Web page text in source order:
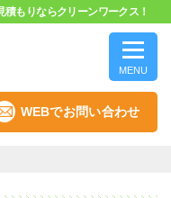
もりならクリーンワークス！
MENU
WEBでお問い合わせ